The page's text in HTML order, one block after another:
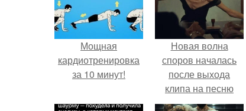
Мощная
кардиотренировка
за 10 минут!
Новая волна
споров началась
после выхода
клипа на песню
Petal.